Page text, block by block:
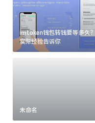
imtoken钱包转钱要等多久？
实际经验告诉你
未命名